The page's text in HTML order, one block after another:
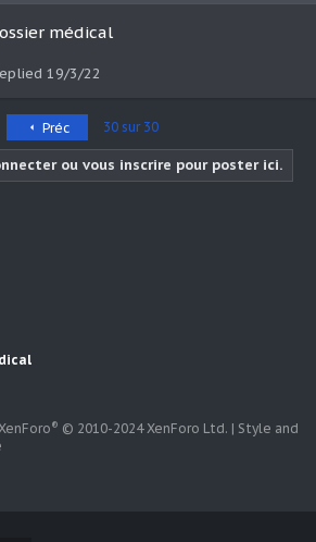
médical
19/3/22
PremierPréc 30 sur 30
ou vous inscrire pour poster ici.
® © 2010-2024 XenForo Ltd. | Style and